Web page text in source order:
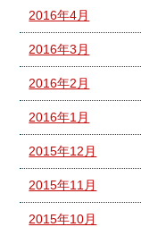
2016年4月
2016年3月
2016年2月
2016年1月
2015年12月
2015年11月
2015年10月